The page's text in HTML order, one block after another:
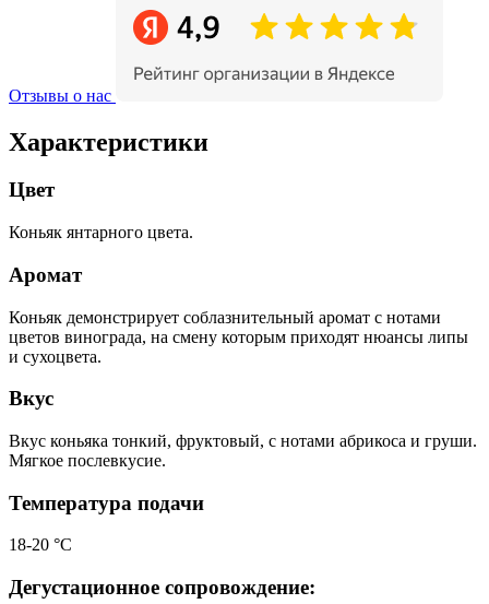
Отзывы о нас
Характеристики
Цвет
Коньяк янтарного цвета.
Аромат
Коньяк демонстрирует соблазнительный аромат с нотами
цветов винограда, на смену которым приходят нюансы липы
и сухоцвета.
Вкус
Вкус коньяка тонкий, фруктовый, с нотами абрикоса и груши.
Мягкое послевкусие.
Температура подачи
18-20 °С
Дегустационное сопровождение: